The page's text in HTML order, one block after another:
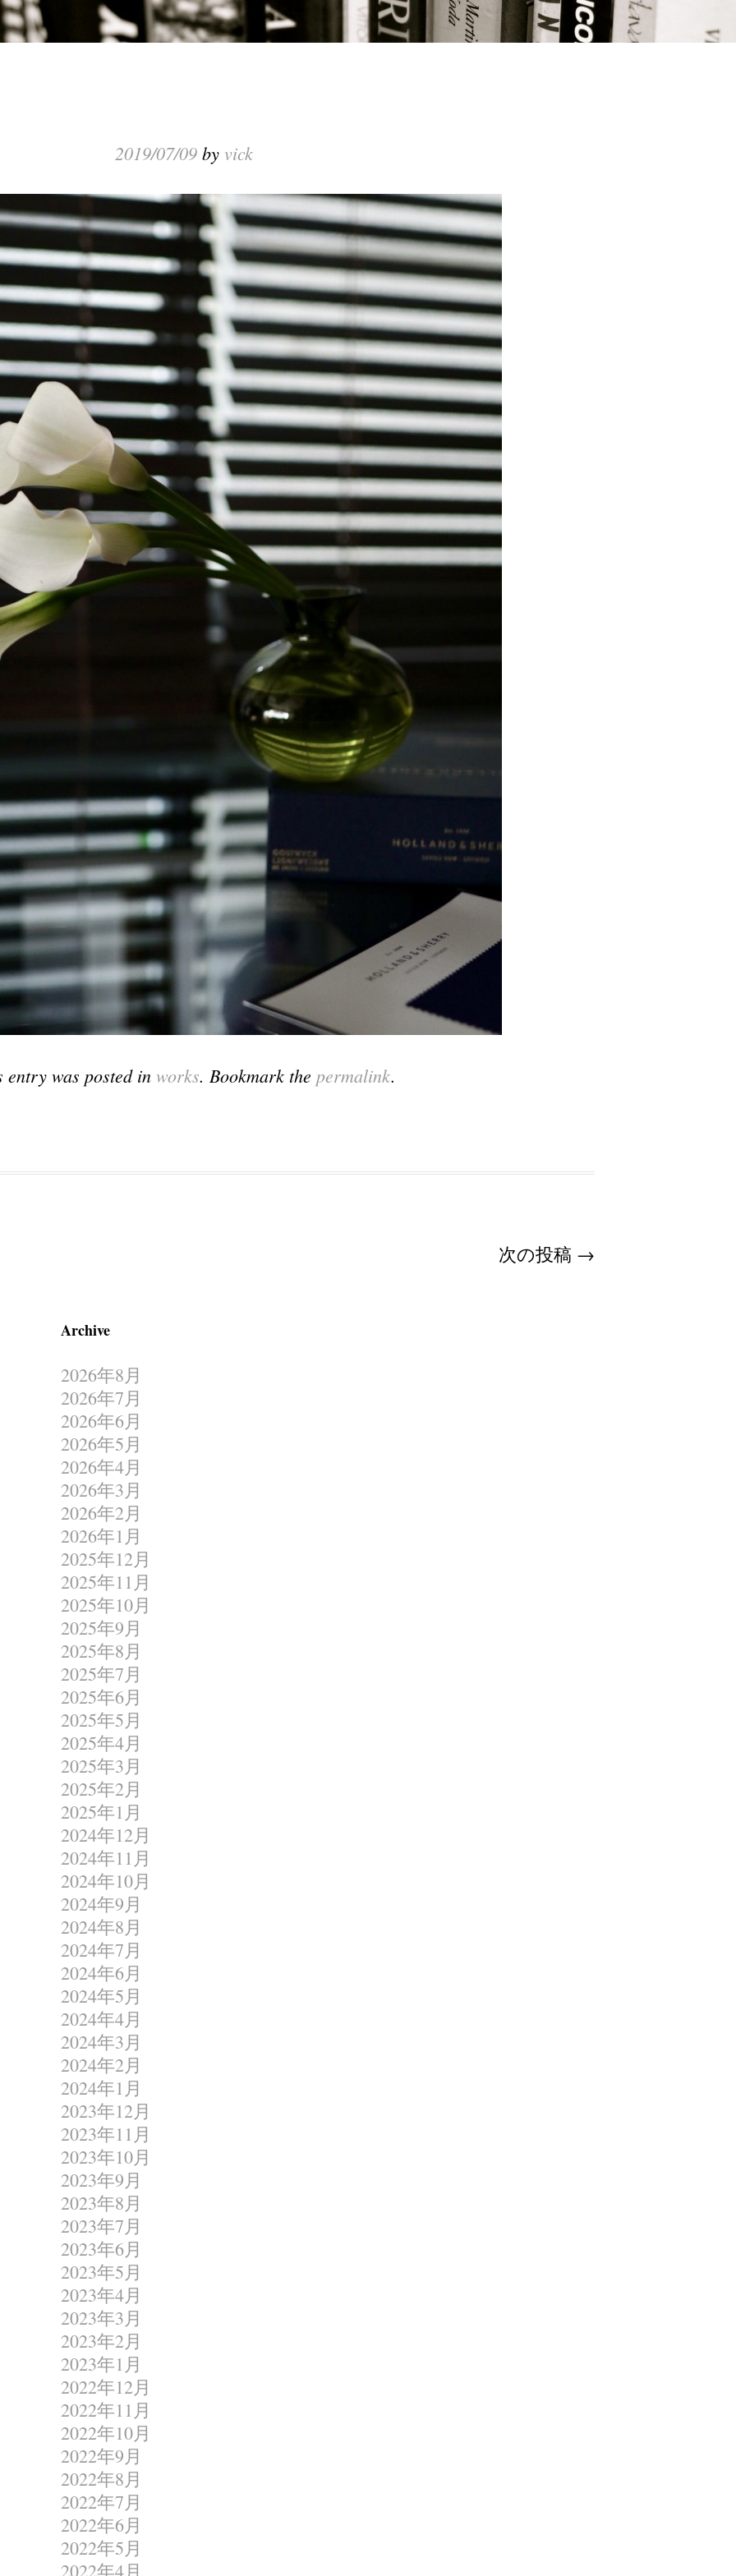
2019/07/09 by vick
entry was posted in works. Bookmark the permalink.
次の投稿 →
Archive
2026年8月
2026年7月
2026年6月
2026年5月
2026年4月
2026年3月
2026年2月
2026年1月
2025年12月
2025年11月
2025年10月
2025年9月
2025年8月
2025年7月
2025年6月
2025年5月
2025年4月
2025年3月
2025年2月
2025年1月
2024年12月
2024年11月
2024年10月
2024年9月
2024年8月
2024年7月
2024年6月
2024年5月
2024年4月
2024年3月
2024年2月
2024年1月
2023年12月
2023年11月
2023年10月
2023年9月
2023年8月
2023年7月
2023年6月
2023年5月
2023年4月
2023年3月
2023年2月
2023年1月
2022年12月
2022年11月
2022年10月
2022年9月
2022年8月
2022年7月
2022年6月
2022年5月
2022年4月